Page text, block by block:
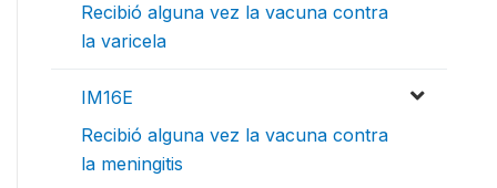
Recibió alguna vez la vacuna contra
la varicela
IM16E
Recibió alguna vez la vacuna contra
la meningitis